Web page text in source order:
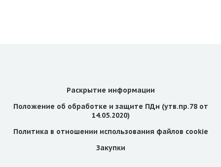
Раскрытие информации
Положение об обработке и защите ПДн (утв.пр.78 от
14.05.2020)
Политика в отношении использования файлов cookie
Закупки